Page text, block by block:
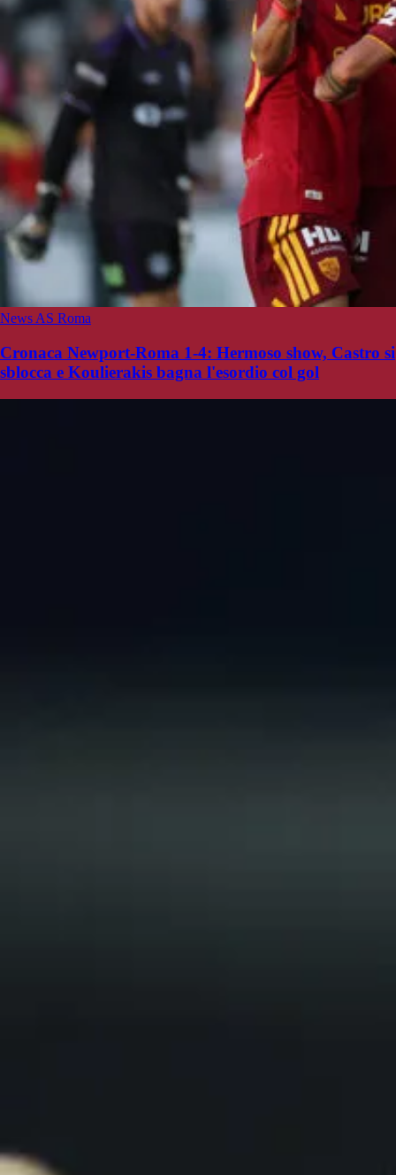
News AS Roma
Cronaca Newport-Roma 1-4: Hermoso show, Castro si
sblocca e Koulierakis bagna l'esordio col gol